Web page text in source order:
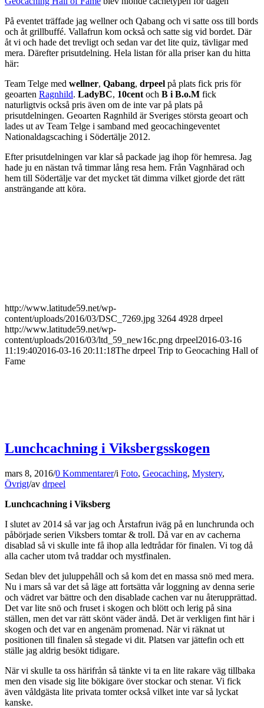
På eventet träffade jag wellner och Qabang och vi satte oss till bords
och åt grillbuffé. Vallafrun kom också och satte sig vid bordet. Där
åt vi och hade det trevligt och sedan var det lite quiz, tävligar med
mera. Därefter prisutdelning. Hela listan för alla priser kan du hitta
här:
Team Telge med wellner, Qabang, drpeel på plats fick pris för
geoarten Ragnhild. LadyBC, 10cent och B i B.o.M fick
naturligtvis också pris även om de inte var på plats på
prisutdelningen. Geoarten Ragnhild är Sveriges största geoart och
lades ut av Team Telge i samband med geocachingeventet
Nationaldagscaching i Södertälje 2012.
Efter prisutdelningen var klar så packade jag ihop för hemresa. Jag
hade ju en nästan två timmar lång resa hem. Från Vagnhärad och
hem till Södertälje var det mycket tät dimma vilket gjorde det rätt
ansträngande att köra.
http://www.latitude59.net/wp-
content/uploads/2016/03/DSC_7269.jpg 3264 4928 drpeel
http://www.latitude59.net/wp-
content/uploads/2016/03/ltd_59_new16c.png drpeel2016-03-16
11:19:402016-03-16 20:11:18The drpeel Trip to Geocaching Hall of
Fame
Lunchcachning i Viksbergsskogen
mars 8, 2016/0 Kommentarer/i Foto, Geocaching, Mystery,
Övrigt/av drpeel
Lunchcachning i Viksberg
I slutet av 2014 så var jag och Årstafrun iväg på en lunchrunda och
påbörjade serien Viksbers tomtar & troll. Då var en av cacherna
disablad så vi skulle inte få ihop alla ledtrådar för finalen. Vi tog då
alla cacher utom två traddar och mystfinalen.
Sedan blev det juluppehåll och så kom det en massa snö med mera.
Nu i mars så var det så läge att fortsätta vår loggning av denna serie
och vädret var bättre och den disablade cachen var nu återupprättad.
Det var lite snö och fruset i skogen och blött och lerig på sina
ställen, men det var rätt skönt väder ändå. Det är verkligen fint här i
skogen och det var en angenäm promenad. När vi räknat ut
positionen till finalen så stegade vi dit. Platsen var jättefin och ett
ställe jag aldrig besökt tidigare.
När vi skulle ta oss härifrån så tänkte vi ta en lite rakare väg tillbaka
men den visade sig lite bökigare över stockar och stenar. Vi fick
även våldgästa lite privata tomter också vilket inte var så lyckat
kanske.